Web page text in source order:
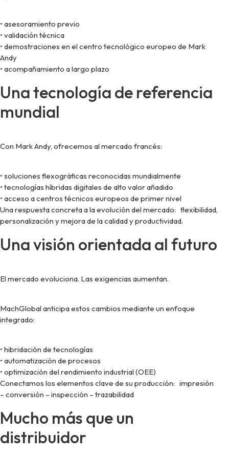
• asesoramiento previo
• validación técnica
• demostraciones en el centro tecnológico europeo de Mark
Andy
• acompañamiento a largo plazo
Una tecnología de referencia
mundial
Con Mark Andy, ofrecemos al mercado francés:
• soluciones flexográficas reconocidas mundialmente
• tecnologías híbridas digitales de alto valor añadido
• acceso a centros técnicos europeos de primer nivel
Una respuesta concreta a la evolución del mercado: flexibilidad,
personalización y mejora de la calidad y productividad.
Una visión orientada al futuro
El mercado evoluciona. Las exigencias aumentan.
MachGlobal anticipa estos cambios mediante un enfoque
integrado:
• hibridación de tecnologías
• automatización de procesos
• optimización del rendimiento industrial (OEE)
Conectamos los elementos clave de su producción: impresión
– conversión – inspección – trazabilidad
Mucho más que un
distribuidor